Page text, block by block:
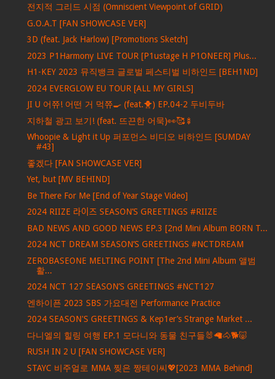
전지적 그리드 시점 (Omniscient Viewpoint of GRID)
G.O.A.T [FAN SHOWCASE VER]
3D (feat. Jack Harlow) [Promotions Sketch]
2023 P1Harmony LIVE TOUR [P1ustage H P1ONEER] Plus...
H1-KEY 2023 뮤직뱅크 글로벌 페스티벌 비하인드 [BEH1ND]
2024 EVERGLOW EU TOUR [ALL MY GIRLS]
JI U 어쮸! 어떤 거 먹쮸🍳 (feat.🐥) EP.04-2 두비두바
지하철 광고 보기! (feat. 뜨끈한 어묵)👀🥰🍢
Whoopie & Light it Up 퍼포먼스 비디오 비하인드 [SUMDAY
#43]
좋겠다 [FAN SHOWCASE VER]
Yet, but [MV BEHIND]
Be There For Me [End of Year Stage Video]
2024 RIIZE 라이즈 SEASON’S GREETINGS #RIIZE
BAD NEWS AND GOOD NEWS EP.3 [2nd Mini Album BORN T...
2024 NCT DREAM SEASON’S GREETINGS #NCTDREAM
ZEROBASEONE MELTING POINT [The 2nd Mini Album 앨범
활...
2024 NCT 127 SEASON’S GREETINGS #NCT127
엔하이픈 2023 SBS 가요대전 Performance Practice
2024 SEASON'S GREETINGS & Kep1er’s Strange Market ...
다니엘의 힐링 여행 EP.1 모다니와 동물 친구들🐰🦙🐴🐕🐷
RUSH IN 2 U [FAN SHOWCASE VER]
STAYC 비주얼로 MMA 찢은 짱테이씨💖[2023 MMA Behind]